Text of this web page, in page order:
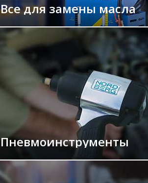
Все для замены масла
Пневмоинструменты